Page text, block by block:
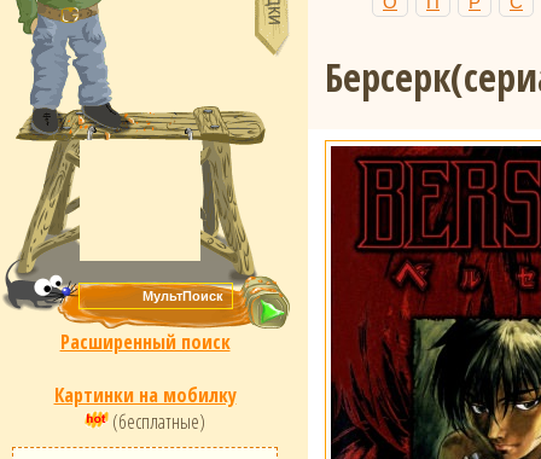
Расширенный поиск
Картинки на мобилку
(бесплатные)